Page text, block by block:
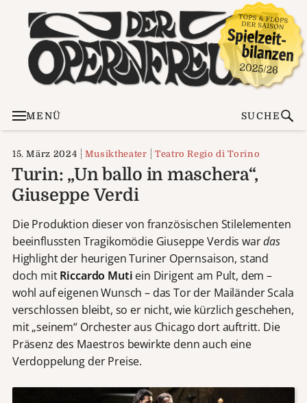
MENÜ SUCHE
15. März 2024 Musiktheater Teatro Regio di Torino
Turin: „Un ballo in maschera“,
Giuseppe Verdi
Die Produktion dieser von französischen Stilelementen
beeinflussten Tragikomödie Giuseppe Verdis wardas
Highlight der heurigen Turiner Opernsaison, stand
doch mitRiccardo Muti ein Dirigent am Pult, dem –
wohl auf eigenen Wunsch – das Tor der Mailänder Scala
verschlossen bleibt, so er nicht, wie kürzlich geschehen,
mit „seinem“ Orchester aus Chicago dort auftritt. Die
Präsenz des Maestros bewirkte denn auch eine
Verdoppelung der Preise.